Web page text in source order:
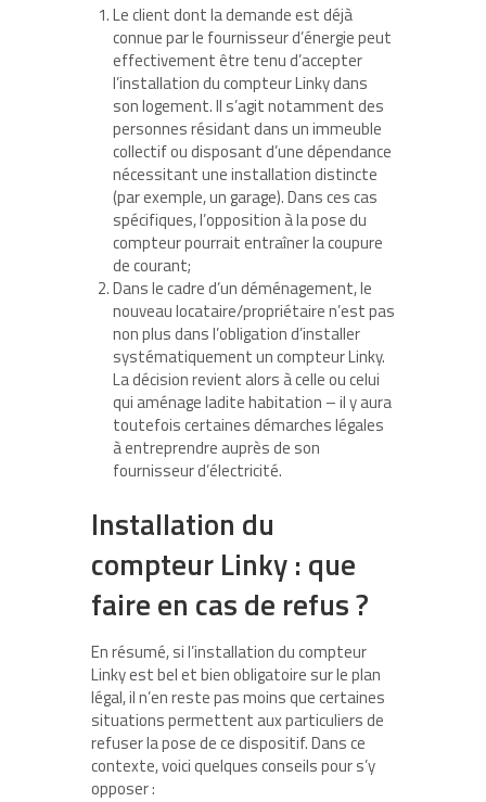
Le client dont la demande est déjà
connue par le fournisseur d’énergie peut
effectivement être tenu d’accepter
l’installation du compteur Linky dans
son logement. Il s’agit notamment des
personnes résidant dans un immeuble
collectif ou disposant d’une dépendance
nécessitant une installation distincte
(par exemple, un garage). Dans ces cas
spécifiques, l’opposition à la pose du
compteur pourrait entraîner la coupure
de courant;
Dans le cadre d’un déménagement, le
nouveau locataire/propriétaire n’est pas
non plus dans l’obligation d’installer
systématiquement un compteur Linky.
La décision revient alors à celle ou celui
qui aménage ladite habitation – il y aura
toutefois certaines démarches légales
à entreprendre auprès de son
fournisseur d’électricité.
Installation du
compteur Linky : que
faire en cas de refus ?
En résumé, si l’installation du compteur
Linky est bel et bien obligatoire sur le plan
légal, il n’en reste pas moins que certaines
situations permettent aux particuliers de
refuser la pose de ce dispositif. Dans ce
contexte, voici quelques conseils pour s’y
opposer :